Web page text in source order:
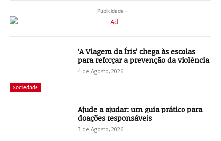
- Publicidade -
Sociedade
‘A Viagem da Íris’ chega às escolas
para reforçar a prevenção da violência
4 de Agosto, 2026
Ajude a ajudar: um guia prático para
doações responsáveis
3 de Agosto, 2026